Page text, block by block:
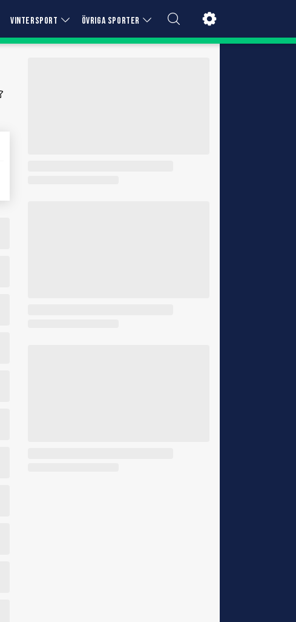
VINTERSPORT ÖVRIGA SPORTER